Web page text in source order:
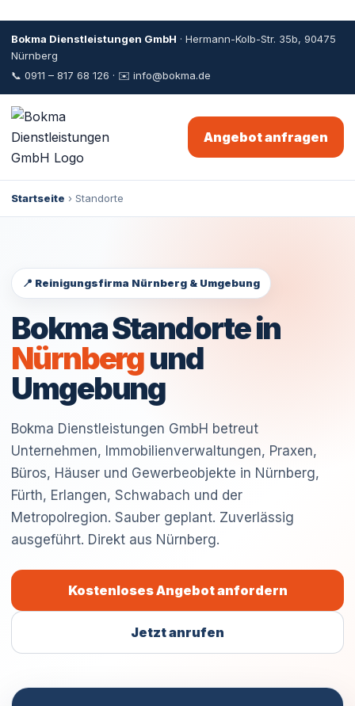
Bokma Dienstleistungen GmbH · Hermann-Kolb-Str. 35b, 90475
Nürnberg
📞 0911 – 817 68 126 · ✉️ info@bokma.de
Angebot anfragen
Startseite › Standorte
📍 Reinigungsfirma Nürnberg & Umgebung
Bokma Standorte in
Nürnbergund
Umgebung
Bokma Dienstleistungen GmbH betreut
Unternehmen, Immobilienverwaltungen, Praxen,
Büros, Häuser und Gewerbeobjekte in Nürnberg,
Fürth, Erlangen, Schwabach und der
Metropolregion. Sauber geplant. Zuverlässig
ausgeführt. Direkt aus Nürnberg.
Kostenloses Angebot anfordern
Jetzt anrufen